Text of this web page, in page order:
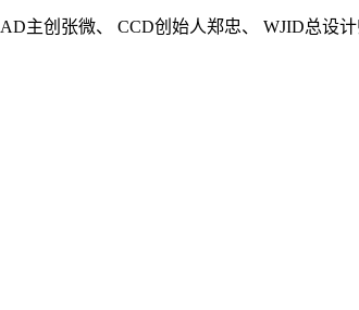
主创张微、 CCD创始人郑忠、 WJID总设